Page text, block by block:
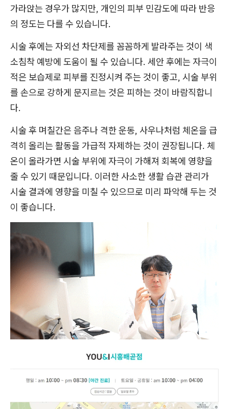
가라앉는 경우가 많지만, 개인의 피부 민감도에 따라 반응
의 정도는 다를 수 있습니다.
시술 후에는 자외선 차단제를 꼼꼼하게 발라주는 것이 색
소침착 예방에 도움이 될 수 있습니다. 세안 후에는 자극이
적은 보습제로 피부를 진정시켜 주는 것이 좋고, 시술 부위
를 손으로 강하게 문지르는 것은 피하는 것이 바람직합니
다.
시술 후 며칠간은 음주나 격한 운동, 사우나처럼 체온을 급
격히 올리는 활동을 가급적 자제하는 것이 권장됩니다. 체
온이 올라가면 시술 부위에 자극이 가해져 회복에 영향을
줄 수 있기 때문입니다. 이러한 사소한 생활 습관 관리가
시술 결과에 영향을 미칠 수 있으므로 미리 파악해 두는 것
이 좋습니다.